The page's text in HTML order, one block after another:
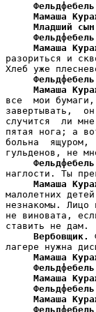
Мамаша
Младший
Мамаша
разориться и
Хлеб уже
Мамаша
все  мои
завертывать,
случится  ли
пятая нога; а
больна
гульденов, не
наглости. Ты
Мамаша
малолетних
незнакомы.
не виновата,
ставить не дам.
Вербовщик.
лагере нужна
Мамаша
Фельдфебель
Мамаша
Фельдфебель
Мамаша
Фельдфебель